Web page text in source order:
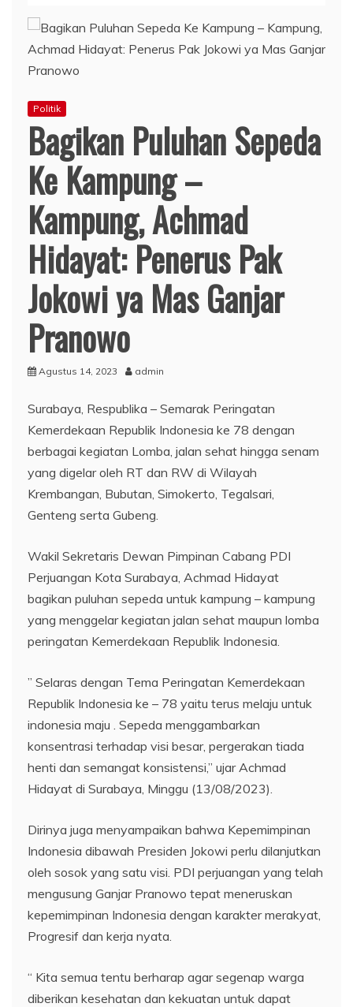
Politik
Bagikan Puluhan Sepeda
Ke Kampung –
Kampung, Achmad
Hidayat: Penerus Pak
Jokowi ya Mas Ganjar
Pranowo
Agustus 14, 2023 admin
Surabaya, Respublika – Semarak Peringatan
Kemerdekaan Republik Indonesia ke 78 dengan
berbagai kegiatan Lomba, jalan sehat hingga senam
yang digelar oleh RT dan RW di Wilayah
Krembangan, Bubutan, Simokerto, Tegalsari,
Genteng serta Gubeng.
Wakil Sekretaris Dewan Pimpinan Cabang PDI
Perjuangan Kota Surabaya, Achmad Hidayat
bagikan puluhan sepeda untuk kampung – kampung
yang menggelar kegiatan jalan sehat maupun lomba
peringatan Kemerdekaan Republik Indonesia.
” Selaras dengan Tema Peringatan Kemerdekaan
Republik Indonesia ke – 78 yaitu terus melaju untuk
indonesia maju . Sepeda menggambarkan
konsentrasi terhadap visi besar, pergerakan tiada
henti dan semangat konsistensi,” ujar Achmad
Hidayat di Surabaya, Minggu (13/08/2023).
Dirinya juga menyampaikan bahwa Kepemimpinan
Indonesia dibawah Presiden Jokowi perlu dilanjutkan
oleh sosok yang satu visi. PDI perjuangan yang telah
mengusung Ganjar Pranowo tepat meneruskan
kepemimpinan Indonesia dengan karakter merakyat,
Progresif dan kerja nyata.
“ Kita semua tentu berharap agar segenap warga
diberikan kesehatan dan kekuatan untuk dapat